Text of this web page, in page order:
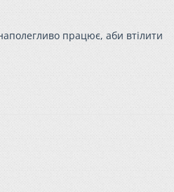
працює, аби втілити